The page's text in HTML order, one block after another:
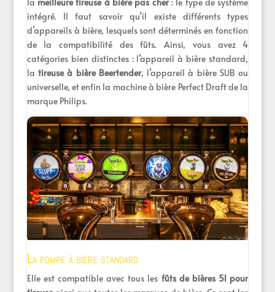
intégré. Il faut savoir qu’il existe différents types
d’appareils à bière, lesquels sont déterminés en fonction
de la compatibilité des fûts. Ainsi, vous avez 4
catégories bien distinctes : l’appareil à bière standard,
la tireuse à bière Beertender, l’appareil à bière SUB ou
universelle, et enfin la machine à bière Perfect Draft de la
marque Philips.
La pompe à bière standard
Elle est compatible avec tous les fûts de bières 5l pour